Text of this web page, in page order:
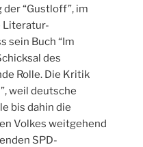
der “Gustloff”, im
Literatur-
sein Buch “Im
des
Rolle. Die Kritik
weil deutsche
bis dahin die
Volkes weitgehend
SPD-